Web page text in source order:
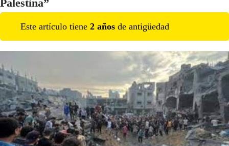
Palestina”
Este artículo tiene 2 años de antigüedad